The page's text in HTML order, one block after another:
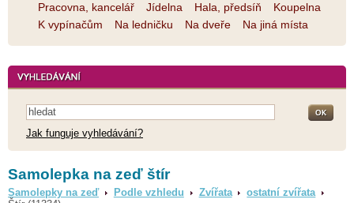
Pracovna, kancelář
Jídelna Hala, předsíň
Koupelna
K vypínačům
Na ledničku Na dveře Na jiná místa
Jak funguje vyhledávání?
Samolepka na zeď štír
Samolepky na zeď Podle vzhledu Zvířata
ostatní zvířata